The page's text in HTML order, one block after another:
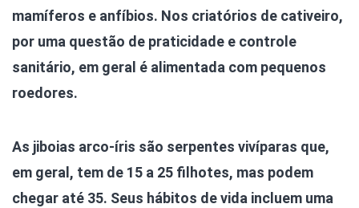
mamíferos e anfíbios. Nos criatórios de cativeiro,
por uma questão de praticidade e controle
sanitário, em geral é alimentada com pequenos
roedores.
As jiboias arco-íris são serpentes vivíparas que,
em geral, tem de 15 a 25 filhotes, mas podem
chegar até 35. Seus hábitos de vida incluem uma